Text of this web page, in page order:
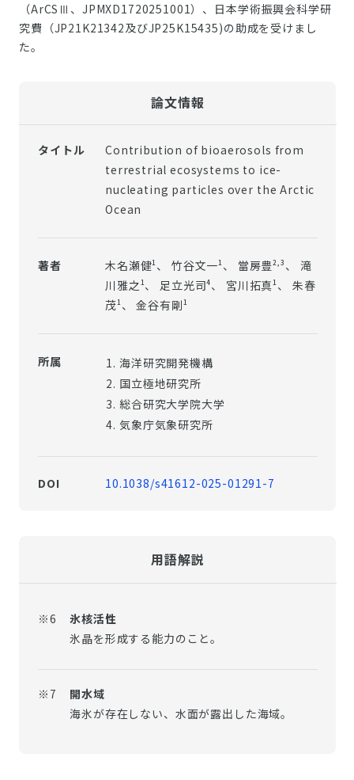
（ArCSⅢ、JPMXD1720251001）、日本学術振興会科学研
究費（JP21K21342及びJP25K15435)の助成を受けまし
た。
論文情報
タイトル
Contribution of bioaerosols from
terrestrial ecosystems to ice-
nucleating particles over the Arctic
Ocean
著者 木名瀬健1 、 竹谷文一1 、 當房豊2,3 、 滝
川雅之 1 、 足立光司4、 宮川拓真1 、 朱春
茂1 、 金谷有剛 1
所属
海洋研究開発機構
国立極地研究所
総合研究大学院大学
気象庁気象研究所
DOI 10.1038/s41612-025-01291-7
用語解説
※6
氷核活性
氷晶を形成する能力のこと。
※7
開水域
海氷が存在しない、水面が露出した海域。